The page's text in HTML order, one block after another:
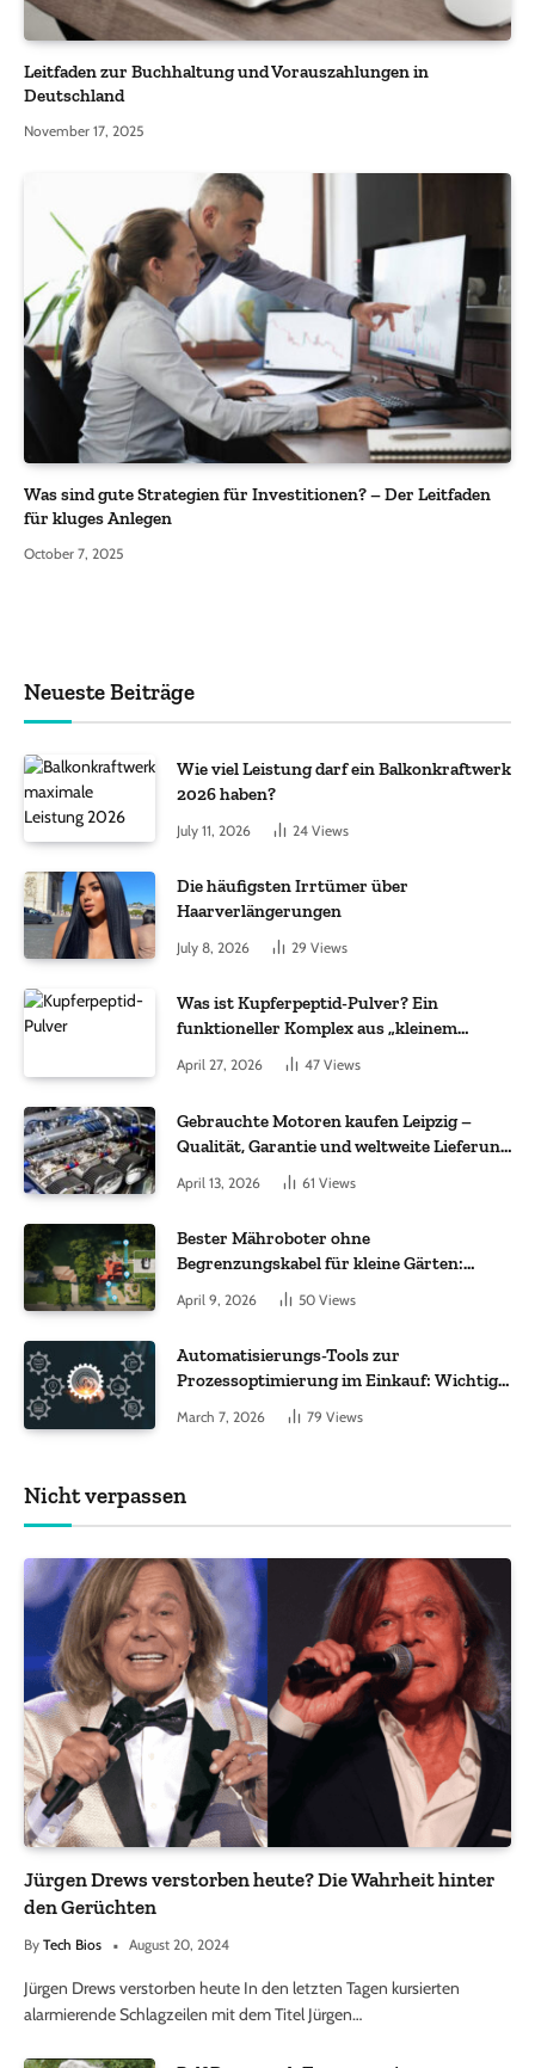
Leitfaden zur Buchhaltung und Vorauszahlungen in
Deutschland
November 17, 2025
Was sind gute Strategien für Investitionen? – Der Leitfaden
für kluges Anlegen
October 7, 2025
Neueste Beiträge
Wie viel Leistung darf ein Balkonkraftwerk
2026 haben?
July 11, 2026 24 Views
Die häufigsten Irrtümer über
Haarverlängerungen
July 8, 2026 29 Views
Was ist Kupferpeptid-Pulver? Ein
funktioneller Komplex aus „kleinem
Molekül + Metall“
April 27, 2026 47 Views
Gebrauchte Motoren kaufen Leipzig –
Qualität, Garantie und weltweite Lieferung
April 13, 2026 61 Views
Bester Mähroboter ohne
Begrenzungskabel für kleine Gärten:
Worauf es bei 200 bis 500 m² wirklich
ankommt
April 9, 2026 50 Views
Automatisierungs-Tools zur
Prozessoptimierung im Einkauf: Wichtige
Funktionen, auf die Sie achten sollten
March 7, 2026 79 Views
Nicht verpassen
Jürgen Drews verstorben heute? Die Wahrheit hinter
den Gerüchten
By Tech Bios August 20, 2024
Jürgen Drews verstorben heute In den letzten Tagen kursierten
alarmierende Schlagzeilen mit dem Titel Jürgen…